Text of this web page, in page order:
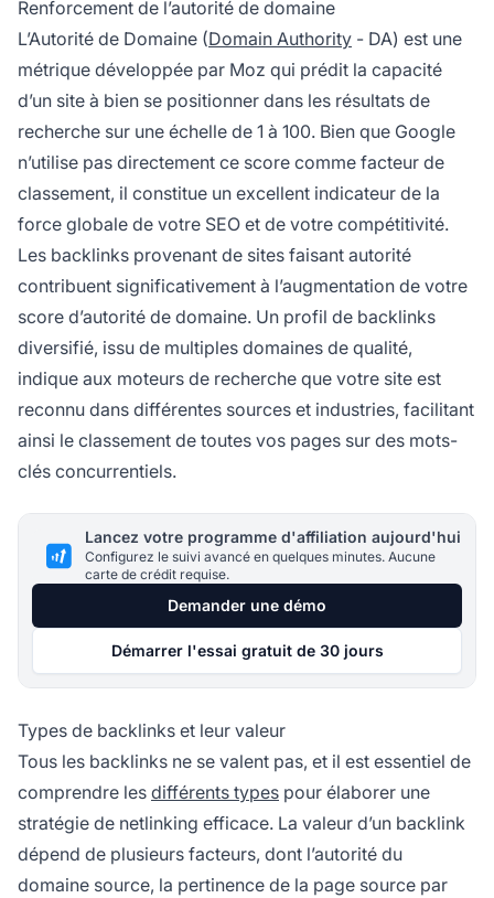
Renforcement de l’autorité de domaine
L’Autorité de Domaine (Domain Authority - DA) est une
métrique développée par Moz qui prédit la capacité
d’un site à bien se positionner dans les résultats de
recherche sur une échelle de 1 à 100. Bien que Google
n’utilise pas directement ce score comme facteur de
classement, il constitue un excellent indicateur de la
force globale de votre SEO et de votre compétitivité.
Les backlinks provenant de sites faisant autorité
contribuent significativement à l’augmentation de votre
score d’autorité de domaine. Un profil de backlinks
diversifié, issu de multiples domaines de qualité,
indique aux moteurs de recherche que votre site est
reconnu dans différentes sources et industries, facilitant
ainsi le classement de toutes vos pages sur des mots-
clés concurrentiels.
Lancez votre programme d'affiliation aujourd'hui
Configurez le suivi avancé en quelques minutes. Aucune
carte de crédit requise.
Demander une démo
Démarrer l'essai gratuit de 30 jours
Types de backlinks et leur valeur
Tous les backlinks ne se valent pas, et il est essentiel de
comprendre les différents types pour élaborer une
stratégie de netlinking efficace. La valeur d’un backlink
dépend de plusieurs facteurs, dont l’autorité du
domaine source, la pertinence de la page source par